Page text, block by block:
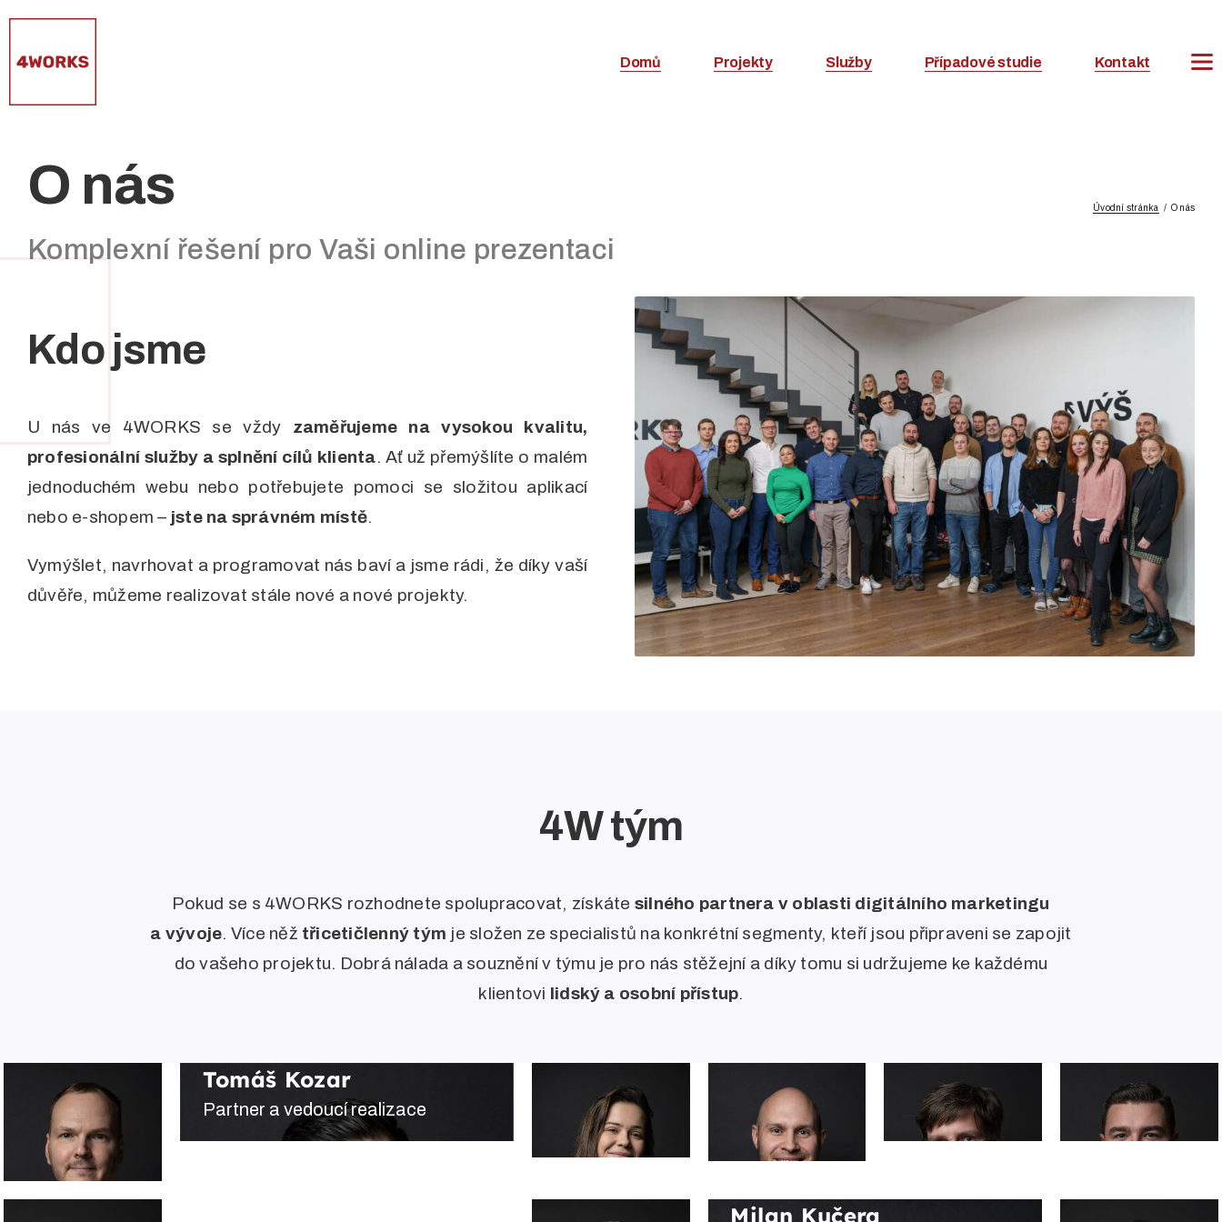
obsah
Domů Projekty Služby Případové studie Kontakt
O nás
Komplexní řešení pro Vaši online prezentaci
Úvodní stránka O nás
Kdo jsme
U nás ve 4WORKS se vždy zaměřujeme na vysokou kvalitu,
profesionální služby a splnění cílů klienta. Ať už přemýšlíte o malém
jednoduchém webu nebo potřebujete pomoci se složitou aplikací
nebo e-shopem – jste na správném místě.
Vymýšlet, navrhovat a programovat nás baví a jsme rádi, že díky vaší
důvěře, můžeme realizovat stále nové a nové projekty.
4W tým
Pokud se s 4WORKS rozhodnete spolupracovat, získáte silného partnera v oblasti digitálního marketingu
a vývoje. Více něž třicetičlenný tým je složen ze specialistů na konkrétní segmenty, kteří jsou připraveni se zapojit
do vašeho projektu. Dobrá nálada a souznění v týmu je pro nás stěžejní a díky tomu si udržujeme ke každému
klientovi lidský a osobní přístup.
Tomáš Kozar
Partner a vedoucí realizace
Milan Kučera